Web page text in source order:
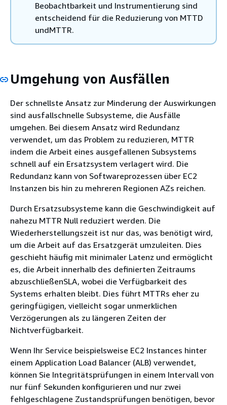
Beobachtbarkeit und Instrumentierung sind
entscheidend für die Reduzierung von MTTD
undMTTR.
Umgehung von Ausfällen
Der schnellste Ansatz zur Minderung der Auswirkungen
sind ausfallschnelle Subsysteme, die Ausfälle
umgehen. Bei diesem Ansatz wird Redundanz
verwendet, um das Problem zu reduzieren, MTTR
indem die Arbeit eines ausgefallenen Subsystems
schnell auf ein Ersatzsystem verlagert wird. Die
Redundanz kann von Softwareprozessen über EC2
Instanzen bis hin zu mehreren Regionen AZs reichen.
Durch Ersatzsubsysteme kann die Geschwindigkeit auf
nahezu MTTR Null reduziert werden. Die
Wiederherstellungszeit ist nur das, was benötigt wird,
um die Arbeit auf das Ersatzgerät umzuleiten. Dies
geschieht häufig mit minimaler Latenz und ermöglicht
es, die Arbeit innerhalb des definierten Zeitraums
abzuschließenSLA, wobei die Verfügbarkeit des
Systems erhalten bleibt. Dies führt MTTRs eher zu
geringfügigen, vielleicht sogar unmerklichen
Verzögerungen als zu längeren Zeiten der
Nichtverfügbarkeit.
Wenn Ihr Service beispielsweise EC2 Instances hinter
einem Application Load Balancer (ALB) verwendet,
können Sie Integritätsprüfungen in einem Intervall von
nur fünf Sekunden konfigurieren und nur zwei
fehlgeschlagene Zustandsprüfungen benötigen, bevor